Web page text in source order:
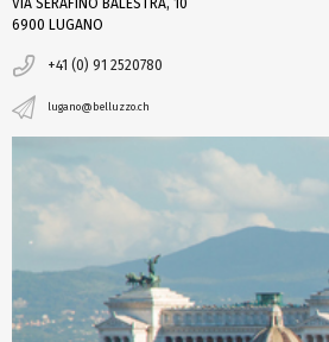
VIA SERAFINO BALESTRA, 10
6900 LUGANO
+41 (0) 91 2520780
lugano@belluzzo.ch